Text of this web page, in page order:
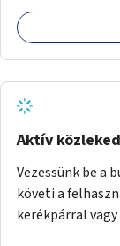
számára,
helyszínen
gyerekek
több korosztály
Aktív
Vezessünk be a
követi a
kerékpárral